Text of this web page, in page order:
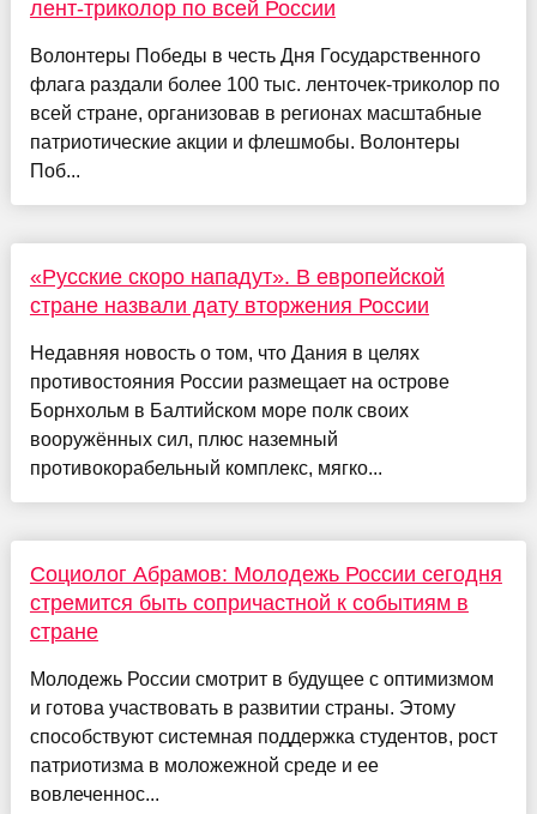
лент-триколор по всей России
Волонтеры Победы в честь Дня Государственного
флага раздали более 100 тыс. ленточек-триколор по
всей стране, организовав в регионах масштабные
патриотические акции и флешмобы. Волонтеры
Поб...
«Русские скоро нападут». В европейской
стране назвали дату вторжения России
Недавняя новость о том, что Дания в целях
противостояния России размещает на острове
Борнхольм в Балтийском море полк своих
вооружённых сил, плюс наземный
противокорабельный комплекс, мягко...
Социолог Абрамов: Молодежь России сегодня
стремится быть сопричастной к событиям в
стране
Молодежь России смотрит в будущее с оптимизмом
и готова участвовать в развитии страны. Этому
способствуют системная поддержка студентов, рост
патриотизма в моложежной среде и ее
вовлеченнос...